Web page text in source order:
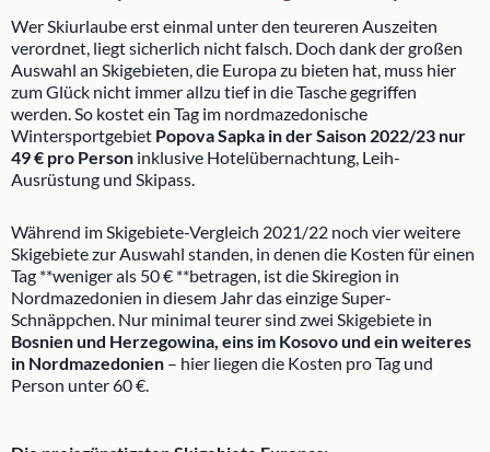
Wer Skiurlaube erst einmal unter den teureren Auszeiten
verordnet, liegt sicherlich nicht falsch. Doch dank der großen
Auswahl an Skigebieten, die Europa zu bieten hat, muss hier
zum Glück nicht immer allzu tief in die Tasche gegriffen
werden. So kostet ein Tag im nordmazedonische
Wintersportgebiet Popova Sapka in der Saison 2022/23 nur
49 € pro Person inklusive Hotelübernachtung, Leih-
Ausrüstung und Skipass.
Während im Skigebiete-Vergleich 2021/22 noch vier weitere
Skigebiete zur Auswahl standen, in denen die Kosten für einen
Tag **weniger als 50 € **betragen, ist die Skiregion in
Nordmazedonien in diesem Jahr das einzige Super-
Schnäppchen. Nur minimal teurer sind zwei Skigebiete in
Bosnien und Herzegowina, eins im Kosovo und ein weiteres
in Nordmazedonien – hier liegen die Kosten pro Tag und
Person unter 60 €.